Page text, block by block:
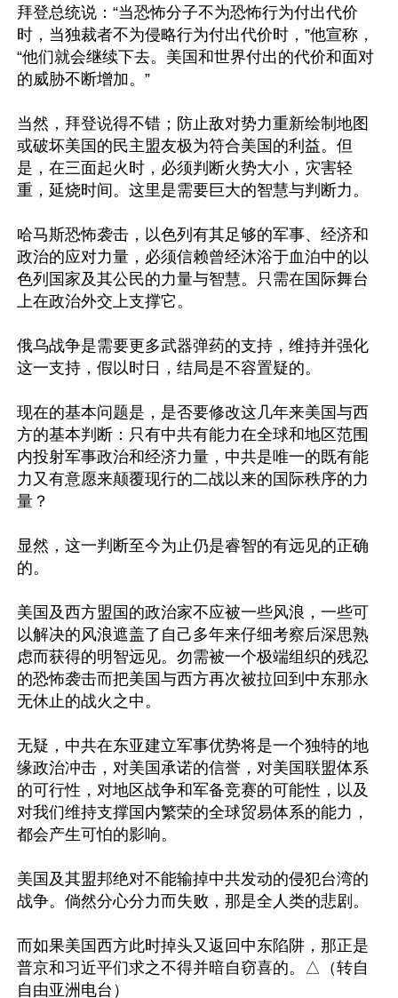
拜登总统说：“当恐怖分子不为恐怖行为付出代价
时，当独裁者不为侵略行为付出代价时，”他宣称，
“他们就会继续下去。美国和世界付出的代价和面对
的威胁不断增加。”
当然，拜登说得不错；防止敌对势力重新绘制地图
或破坏美国的民主盟友极为符合美国的利益。但
是，在三面起火时，必须判断火势大小，灾害轻
重，延烧时间。这里是需要巨大的智慧与判断力。
哈马斯恐怖袭击，以色列有其足够的军事、经济和
政治的应对力量，必须信赖曾经沐浴于血泊中的以
色列国家及其公民的力量与智慧。只需在国际舞台
上在政治外交上支撑它。
俄乌战争是需要更多武器弹药的支持，维持并强化
这一支持，假以时日，结局是不容置疑的。
现在的基本问题是，是否要修改这几年来美国与西
方的基本判断：只有中共有能力在全球和地区范围
内投射军事政治和经济力量，中共是唯一的既有能
力又有意愿来颠覆现行的二战以来的国际秩序的力
量？
显然，这一判断至今为止仍是睿智的有远见的正确
的。
美国及西方盟国的政治家不应被一些风浪，一些可
以解决的风浪遮盖了自己多年来仔细考察后深思熟
虑而获得的明智远见。勿需被一个极端组织的残忍
的恐怖袭击而把美国与西方再次被拉回到中东那永
无休止的战火之中。
无疑，中共在东亚建立军事优势将是一个独特的地
缘政治冲击，对美国承诺的信誉，对美国联盟体系
的可行性，对地区战争和军备竞赛的可能性，以及
对我们维持支撑国内繁荣的全球贸易体系的能力，
都会产生可怕的影响。
美国及其盟邦绝对不能输掉中共发动的侵犯台湾的
战争。倘然分心分力而失败，那是全人类的悲剧。
而如果美国西方此时掉头又返回中东陷阱，那正是
普京和习近平们求之不得并暗自窃喜的。△（转自